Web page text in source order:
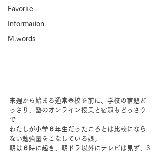
Favorite
Information
M.words
来週から始まる通常登校を前に、学校の宿題ど
っさり、塾のオンライン授業と宿題もどっさり
で
わたしが小学６年生だったころとは比較になら
ない勉強量をこなしている娘。
朝は６時に起き、朝ドラ以外にテレビは見ず、3